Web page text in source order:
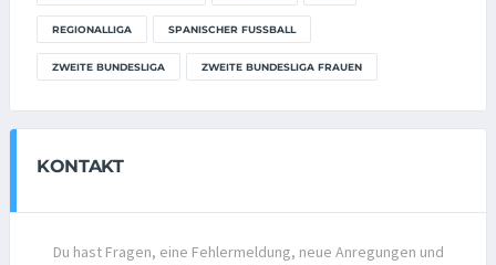
REGIONALLIGA SPANISCHER FUSSBALL
ZWEITE BUNDESLIGA ZWEITE BUNDESLIGA FRAUEN
KONTAKT
Du hast Fragen, eine Fehlermeldung, neue Anregungen und